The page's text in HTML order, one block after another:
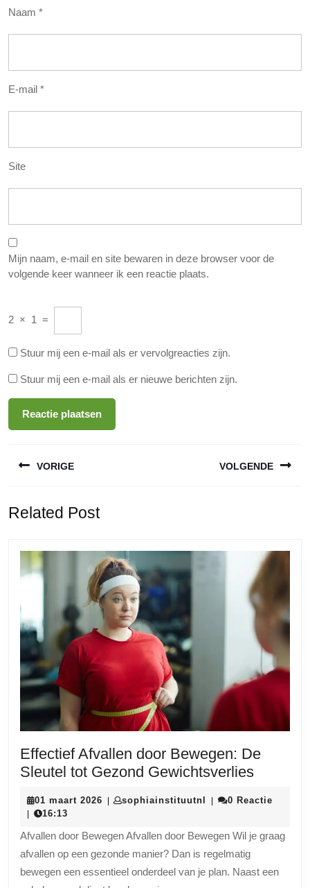
Naam *
E-mail *
Site
Mijn naam, e-mail en site bewaren in deze browser voor de
volgende keer wanneer ik een reactie plaats.
2 × 1 =
Stuur mij een e-mail als er vervolgreacties zijn.
Stuur mij een e-mail als er nieuwe berichten zijn.
VORIGE
bericht:
VOLGENDE
Related Post
Effectief Afvallen door Bewegen: De
Sleutel tot Gezond GewichtsverliesEffectief
door
De
tot
01 maart 2026 01| sophiainstituutnl sophiainstituutnl
| 0 Reactie
| 16:13
Afvallen door Bewegen Afvallen door Bewegen Wil je graag
afvallen op een gezonde manier? Dan is regelmatig
bewegen een essentieel onderdeel van je plan. Naast een